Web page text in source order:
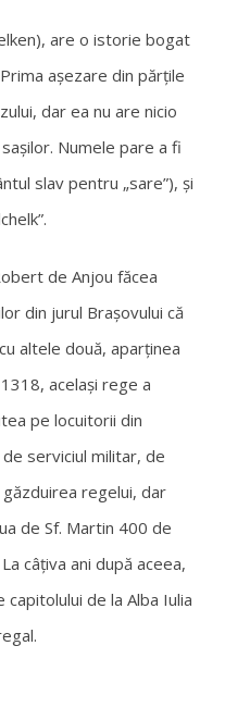
are o istorie bogat
aşezare din părţile
dar ea nu are nicio
Numele pare a fi
slav pentru „sare”), şi
de Anjou făcea
din jurul Braşovului că
altele două, aparţinea
acelaşi rege a
pe locuitorii din
de serviciul militar, de
regelui, dar
de Sf. Martin 400 de
câţiva ani după aceea,
de la Alba Iulia